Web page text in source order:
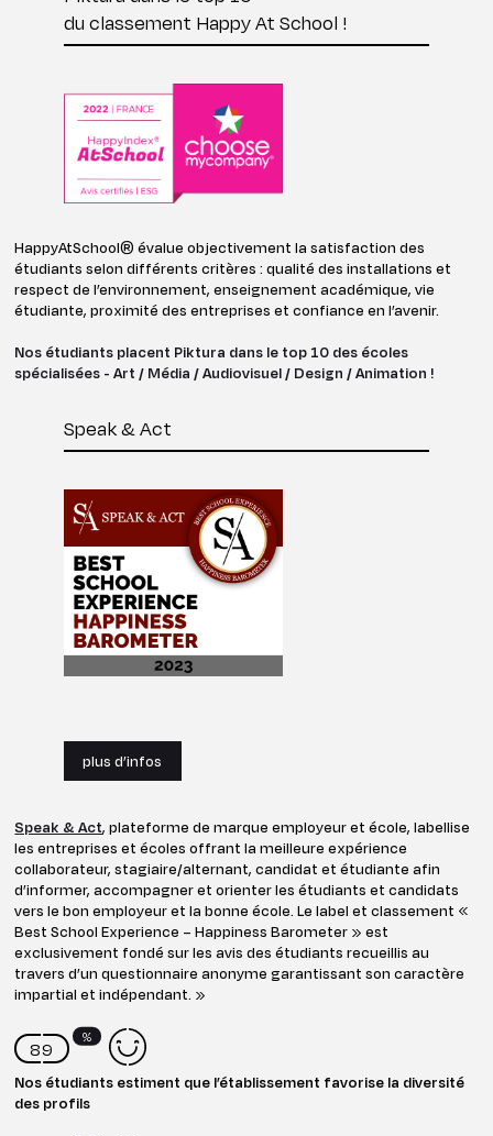
du classement Happy At School !
HappyAtSchool® évalue objectivement la satisfaction des
étudiants selon différents critères : qualité des installations et
respect de l’environnement, enseignement académique, vie
étudiante, proximité des entreprises et confiance en l’avenir.
Nos étudiants placent Piktura dans le top 10 des écoles
spécialisées - Art / Média / Audiovisuel / Design / Animation !
Speak & Act
plus d’infos
Speak & Act, plateforme de marque employeur et école, labellise
les entreprises et écoles offrant la meilleure expérience
collaborateur, stagiaire/alternant, candidat et étudiante afin
d’informer, accompagner et orienter les étudiants et candidats
vers le bon employeur et la bonne école. Le label et classement «
Best School Experience – Happiness Barometer » est
exclusivement fondé sur les avis des étudiants recueillis au
travers d’un questionnaire anonyme garantissant son caractère
impartial et indépendant. »
89 %
Nos étudiants estiment que l’établissement favorise la diversité
des profils